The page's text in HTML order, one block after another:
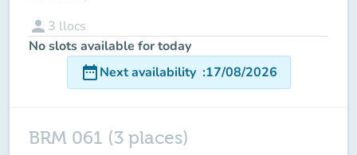
person 3 llocs
No slots available for today
date_rangeNext availability :17/08/2026
BRM 061 (3 places)